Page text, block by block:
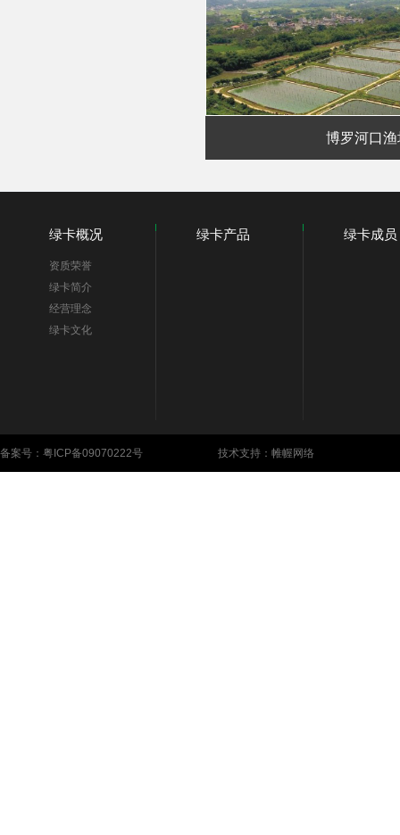
博罗河口渔
绿卡概况
资质荣誉
绿卡简介
经营理念
绿卡文化
绿卡产品 绿卡成员
备案号： 粤ICP备09070222号 技术支持：帷幄网络